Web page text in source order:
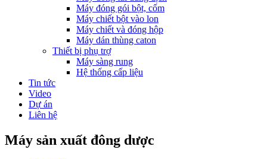
Máy đóng gói bột, cốm
Máy chiết bột vào lon
Máy chiết và đóng hộp
Máy dán thùng caton
Thiết bị phụ trợ
Máy sàng rung
Hệ thống cấp liệu
Tin tức
Video
Dự án
Liên hệ
Máy sản xuất đông dược